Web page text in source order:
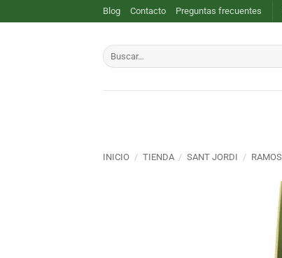
al
Blog Contacto Preguntas frecuentes
Buscar
por:
INICIO / TIENDA / SANT JORDI /